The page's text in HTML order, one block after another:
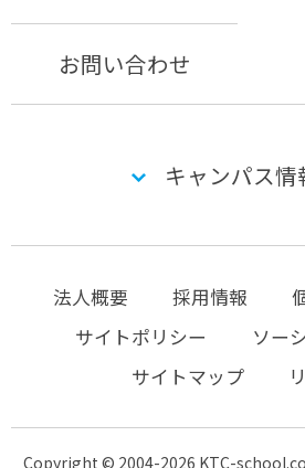
お問い合わせ
キャンパス情
法人概要 採用情報
サイトポリシー
ソー
サイトマップ
Copyright © 2004-2026 KTC-